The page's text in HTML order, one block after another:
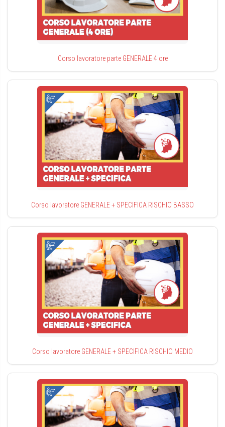
Corso lavoratore parte GENERALE 4 ore
Corso lavoratore GENERALE + SPECIFICA RISCHIO BASSO
Corso lavoratore GENERALE + SPECIFICA RISCHIO MEDIO